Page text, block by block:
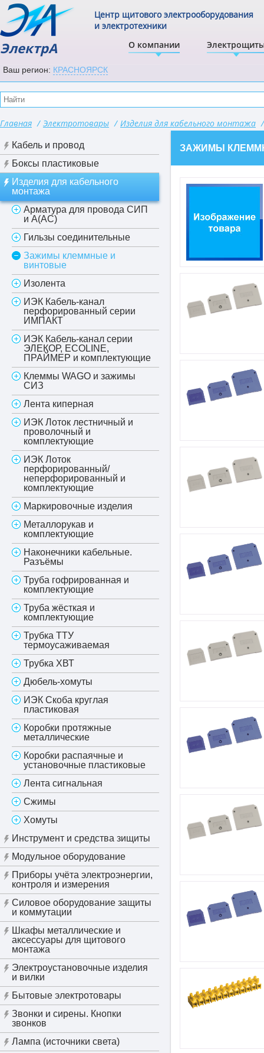
ЭлектрА О компании
Центр щитового электрооборудования
и электротехники
Ваш регион: КРАСНОЯРСК
Главная / Электротовары / Изделия для кабельного монтажа /
Кабель и провод
Боксы пластиковые
Изделия для кабельного
монтажа
Арматура для провода СИП
и А(АС)
Гильзы соединительные
Зажимы клеммные и
винтовые
Изолента
ИЭК Кабель-канал
перфорированный серии
ИМПАКТ
ИЭК Кабель-канал серии
ЭЛЕКОР, ECOLINE,
ПРАЙМЕР и комплектующие
Клеммы WAGO и зажимы
СИЗ
Лента киперная
ИЭК Лоток лестничный и
проволочный и
комплектующие
ИЭК Лоток
перфорированный/
неперфорированный и
комплектующие
Маркировочные изделия
Металлорукав и
комплектующие
Наконечники кабельные.
Разъёмы
Труба гофрированная и
комплектующие
Труба жёсткая и
комплектующие
Трубка ТТУ
термоусаживаемая
Трубка ХВТ
Дюбель-хомуты
ИЭК Скоба круглая
пластиковая
Коробки протяжные
металлические
Коробки распаячные и
установочные пластиковые
Лента сигнальная
Сжимы
Хомуты
Инструмент и средства зищиты
Модульное оборудование
Приборы учёта электроэнергии,
контроля и измерения
Силовое оборудование защиты
и коммутации
Шкафы металлические и
аксессуары для щитового
монтажа
Электроустановочные изделия
и вилки
Бытовые электротовары
Звонки и сирены. Кнопки
звонков
Лампа (источники света)
ЗАЖИМЫ